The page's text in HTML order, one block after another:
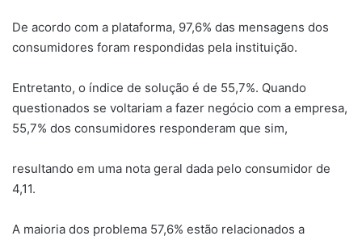
De acordo com a plataforma, 97,6% das mensagens dos
consumidores foram respondidas pela instituição.
Entretanto, o índice de solução é de 55,7%. Quando
questionados se voltariam a fazer negócio com a empresa,
55,7% dos consumidores responderam que sim,
resultando em uma nota geral dada pelo consumidor de
4,11.
A maioria dos problema 57,6% estão relacionados a